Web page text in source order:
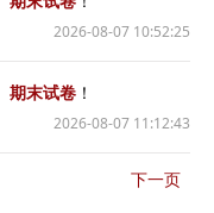
2026-08-07 10:52:25
期末试卷 ！
2026-08-07 11:12:43
下一页